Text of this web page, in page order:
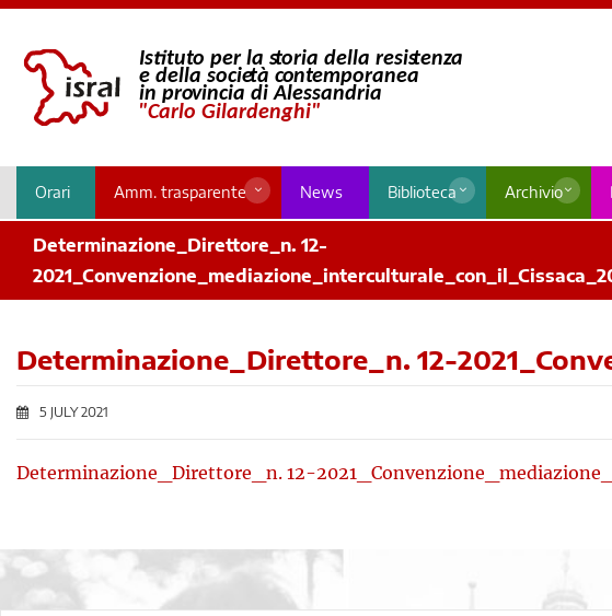
Orari Amm. trasparente News Biblioteca Archivio
Determinazione_Direttore_n. 12-
Determinazione_Direttore_n. 12-
5 JULY 2021
Determinazione_Direttore_n. 12-